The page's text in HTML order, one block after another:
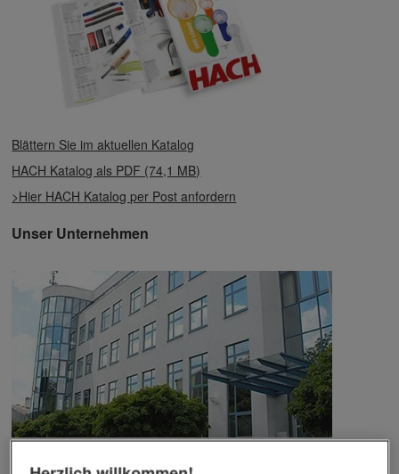
Blättern Sie im aktuellen Katalog
HACH Katalog als PDF (74,1 MB)
>Hier HACH Katalog per Post anfordern
Unser Unternehmen
Das Unternehmen verfügt über jahrzehntelange Erfahrung im